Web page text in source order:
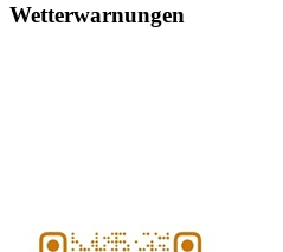
Wetterwarnungen